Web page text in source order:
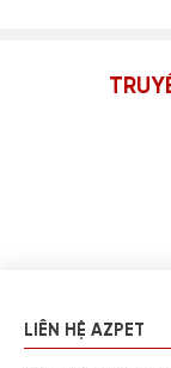
LIÊN HỆ AZPET